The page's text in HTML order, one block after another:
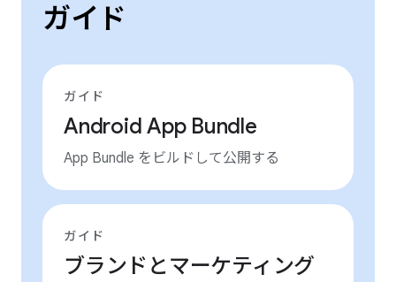
ガイド
ガイド
Android App Bundle
App Bundle をビルドして公開する
ガイド
ブランドとマーケティング